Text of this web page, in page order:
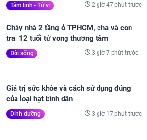
Tâm linh - Tử vi 2 giờ 47 phút trước
Cháy nhà 2 tầng ở TPHCM, cha và con
trai 12 tuổi tử vong thương tâm
Đời sống 3 giờ 7 phút trước
Giá trị sức khỏe và cách sử dụng đúng
của loại hạt bình dân
Dinh dưỡng 3 giờ 17 phút trước